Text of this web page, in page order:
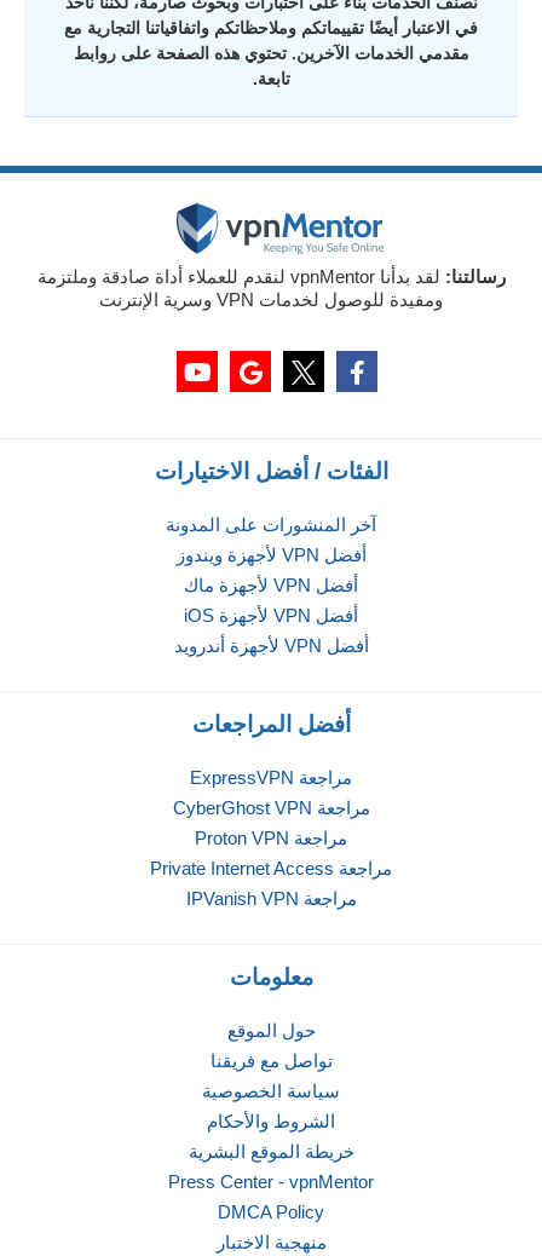
في الاعتبار أيضًا تقييماتكم وملاحظاتكم واتفاقياتنا التجارية مع
مقدمي الخدمات الآخرين. تحتوي هذه الصفحة على روابط
تابعة.
رسالتنا:
لقد بدأنا vpnMentor لنقدم للعملاء أداة صادقة وملتزمة
ومفيدة للوصول لخدمات VPN وسرية الإنترنت
الفئات / أفضل الاختيارات
آخر المنشورات على المدونة
أفضل VPN لأجهزة ويندوز
أفضل VPN لأجهزة ماك
أفضل VPN لأجهزة iOS
أفضل VPN لأجهزة أندرويد
أفضل المراجعات
مراجعة ExpressVPN
مراجعة CyberGhost VPN
مراجعة Proton VPN
مراجعة Private Internet Access
مراجعة IPVanish VPN
معلومات
حول الموقع
تواصل مع فريقنا
سياسة الخصوصية
الشروط والأحكام
خريطة الموقع البشرية
Press Center - vpnMentor
DMCA Policy
منهجية الاختبار